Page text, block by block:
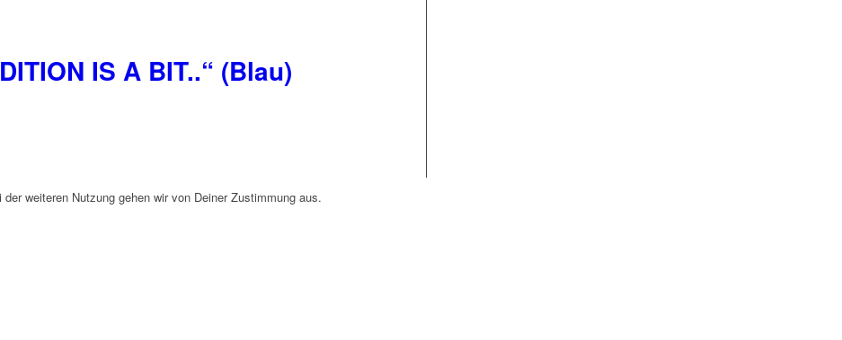
IS A BIT..“ (Blau)
weiteren Nutzung gehen wir von Deiner Zustimmung aus.